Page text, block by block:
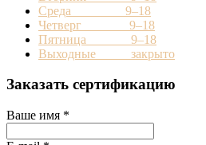
Среда 9–18
Четверг 9–18
Пятница 9–18
Выходные закрыто
Заказать сертификацию
Ваше имя *